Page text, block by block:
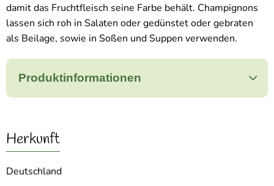
damit das Fruchtfleisch seine Farbe behält. Champignons
lassen sich roh in Salaten oder gedünstet oder gebraten
als Beilage, sowie in Soßen und Suppen verwenden.
Produktinformationen
Herkunft
Deutschland